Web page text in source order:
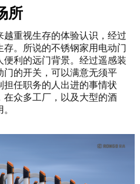
所
重视生存的体验认识，经过
存。所说的不锈钢家用电动门
利的远门背景。经过遥感装
门的开关，可以满意无须平
任职务的人出进的事情状
在众多工厂，以及大型的酒